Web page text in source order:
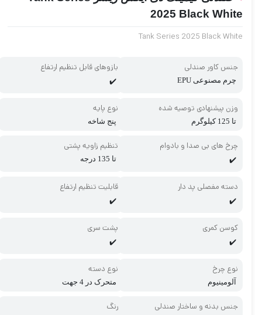
2025 Black White
Tank Series 2025 Black White
جنس کاور صندلی
چرم مصنوعی EPU
بازوهای قابل تنظیم ارتفاع
وزن پیشنهادی توصیه شده نوع پایه
پنج شاخه
چرخ های بی صدا و بادوام تنظیم زاویه پشتی
دسته مفصلی پد دار قابلیت تنظیم ارتفاع
کوسن کمری پشت سری
نوع چرخ
آلومینیوم
نوع دسته
متحرک در 4 جهت
جنس بدنه و ساختار صندلی رنگ